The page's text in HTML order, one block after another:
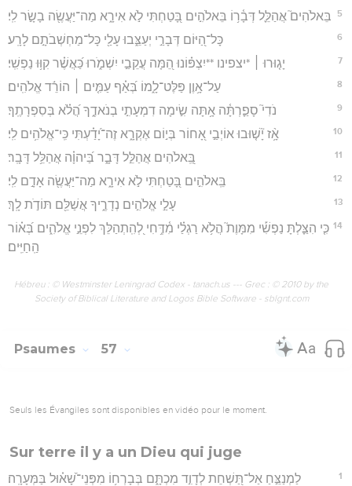
5 בֵּאלֹהִים֮ אֲהַלֵּ֪ל דְּבָ֫ר֥וֹ בֵּאלֹהִ֣ים בָּ֭טַחְתִּי לֹ֣א אִירָ֑א מַה־יַּעֲשֶׂ֖ה בָשָׂ֣ר לִֽי׃
6 כָּל־הַ֭יּוֹם דְּבָרַ֣י יְעַצֵּ֑בוּ עָלַ֖י כָּל־מַחְשְׁבֹתָ֣ם לָרָֽע׃
7 יָג֤וּרוּ ׀ *יצפינו **יִצְפּ֗וֹנוּ הֵ֭מָּה עֲקֵבַ֣י יִשְׁמֹ֑רוּ כַּ֝אֲשֶׁ֗ר קִוּ֥וּ נַפְשִֽׁי׃
8 עַל־אָ֥וֶן פַּלֶּט־לָ֑מוֹ בְּ֝אַ֗ף עַמִּ֤ים ׀ הוֹרֵ֬ד אֱלֹהִֽים׃
9 נֹדִי֮ סָפַ֪רְתָּ֫ה אָ֥תָּה שִׂ֣ימָה דִמְעָתִ֣י בְנֹאדֶ֑ךָ הֲ֝לֹ֗א בְּסִפְרָתֶֽךָ׃
10 אָ֥֨ז יָ֘שׁ֤וּבוּ אוֹיְבַ֣י אָ֭חוֹר בְּי֣וֹם אֶקְרָ֑א זֶה־יָ֝דַ֗עְתִּי כִּֽי־אֱלֹהִ֥ים לִֽי׃
11 בֵּֽ֭אלֹהִים אֲהַלֵּ֣ל דָּבָ֑ר בַּ֝יהוָ֗ה אֲהַלֵּ֥ל דָּבָֽר׃
12 בֵּֽאלֹהִ֣ים בָּ֭טַחְתִּי לֹ֣א אִירָ֑א מַה־יַּעֲשֶׂ֖ה אָדָ֣ם לִֽי׃
13 עָלַ֣י אֱלֹהִ֣ים נְדָרֶ֑יךָ אֲשַׁלֵּ֖ם תּוֹדֹ֣ת לָֽךְ׃
14 כִּ֤י הִצַּ֪לְתָּ נַפְשִׁ֡י מִמָּוֶת֮ הֲלֹ֥א רַגְלַ֗י מִ֫דֶּ֥חִי לְ֭הִֽתְהַלֵּךְ לִפְנֵ֣י אֱלֹהִ֑ים בְּ֝א֗וֹר
הַֽחַיִּֽים׃
Hébreu : © Westminster Leningrad Codex - tanach.us --- Grec : © 2010 by the
Society of Biblical Literature and Logos Bible Software - sblgnt.com
Psaumes 57
Seuls les Évangiles sont disponibles en vidéo pour le moment.
Sur terre il y a un Dieu qui juge
1 לַמְנַצֵּ֣חַ אַל־תַּ֭שְׁחֵת לְדָוִ֣ד מִכְתָּ֑ם בְּבָרְח֥וֹ מִפְּנֵי־שָׁ֝א֗וּל בַּמְּעָרָֽה׃